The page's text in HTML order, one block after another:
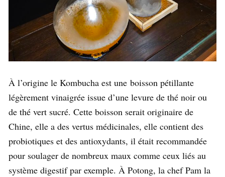
À l’origine le Kombucha est une boisson pétillante
légèrement vinaigrée issue d’une levure de thé noir ou
de thé vert sucré. Cette boisson serait originaire de
Chine, elle a des vertus médicinales, elle contient des
probiotiques et des antioxydants, il était recommandée
pour soulager de nombreux maux comme ceux liés au
système digestif par exemple. À Potong, la chef Pam la